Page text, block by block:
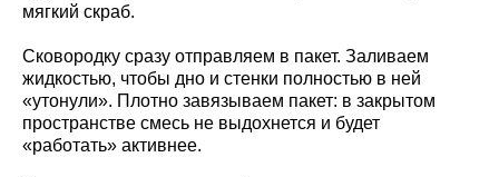
мягкий скраб.
Сковородку сразу отправляем в пакет. Заливаем
жидкостью, чтобы дно и стенки полностью в ней
«утонули». Плотно завязываем пакет: в закрытом
пространстве смесь не выдохнется и будет
«работать» активнее.